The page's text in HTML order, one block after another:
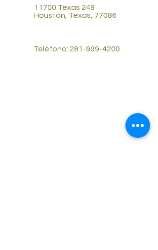
11700 Texas 249
Houston, Texas, 77086
Teléfono: 281-999-4200